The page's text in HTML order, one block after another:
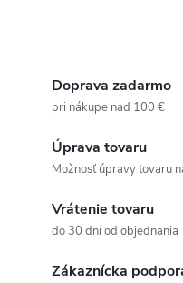
Doprava zadarmo
pri nákupe nad 100 €
Úprava tovaru
Možnosť úpravy tovaru
Vrátenie tovaru
do 30 dní od objednania
Zákaznícka